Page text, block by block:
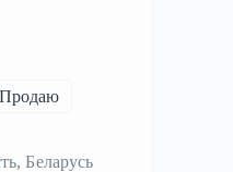
Продаю
Беларусь